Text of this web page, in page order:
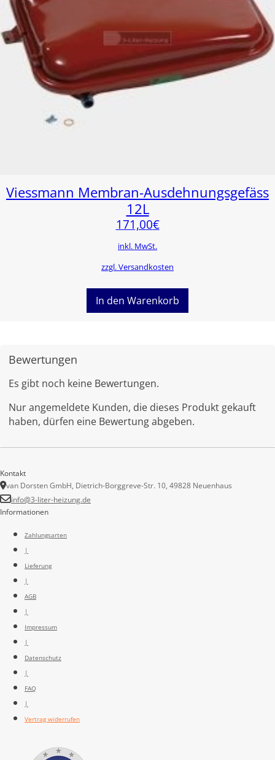
Viessmann Membran-Ausdehnungsgefäss
12L
171,00€
inkl. MwSt.
zzgl. Versandkosten
In den Warenkorb
Bewertungen
Es gibt noch keine Bewertungen.
Nur angemeldete Kunden, die dieses Produkt gekauft
haben, dürfen eine Bewertung abgeben.
Informationen
Zahlungsarten
|
Lieferung
|
AGB
|
Impressum
|
Datenschutz
|
FAQ
|
Vertrag widerrufen
Kontakt
van Dorsten GmbH, Dietrich-Borggreve-Str. 10, 49828 Neuenhaus
info@3-liter-heizung.de